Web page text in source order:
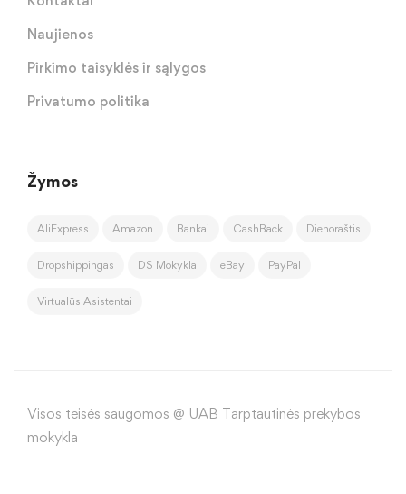
Naujienos
Pirkimo taisyklės ir sąlygos
Privatumo politika
Žymos
AliExpress Amazon Bankai CashBack Dienoraštis
Dropshippingas DS Mokykla eBay PayPal
Virtualūs Asistentai
Visos teisės saugomos @ UAB Tarptautinės prekybos
mokykla